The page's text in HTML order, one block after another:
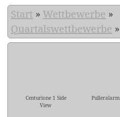
Start » Wettbewerbe »
Quartalswettbewerbe »
Centurione 1 Side
View
Pulleralarm